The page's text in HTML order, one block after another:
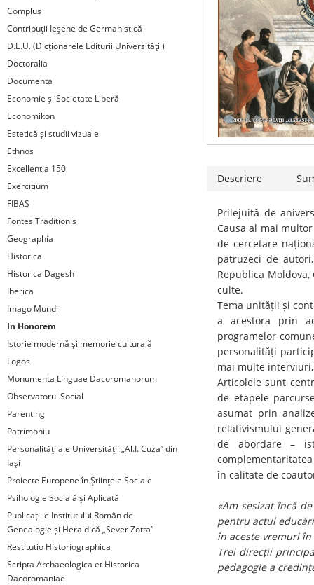
Complus
Contribuţii Ieşene de Germanistică
D.E.U. (Dicţionarele Editurii Universităţii)
Doctoralia
Documenta
Economie şi Societate Liberă
Economikon
Estetică și studii vizuale
Ethnos
Excellentia 150
Exercitium
FIBAS
Fontes Traditionis
Geographia
Historica
Historica Dagesh
Iberica
Imago Mundi
In Honorem
Istorie modernă și memorie culturală
Logos
Monumenta Linguae Dacoromanorum
Observatorul Social
Parenting
Patrimoniu
Personalităţi ale Universităţii „Al.I. Cuza” din
Iaşi
Proiecte Europene în Ştiinţele Sociale
Psihologie Socială şi Aplicată
Publicațiile Institutului Român de
Genealogie și Heraldică „Sever Zotta”
Restitutio Historiographica
Scripta Archaeologica et Historica
Dacoromaniae
Descriere
Prilejuită de
Causa al mai
de cercetare
patruzeci de
Republica
culte.
Tema unității și
a acestora prin
programelor
personalități
mai multe
Articolele sunt
de etapele
asumat prin
relativismului
de abordare –
în calitate de
«Am sesizat încă
pentru actul
în aceste vremuri
Trei direcții
pedagogie a